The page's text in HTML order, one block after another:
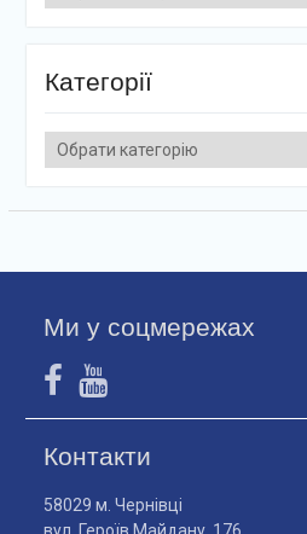
Категорії
Категорії
Ми у соцмережах
Контакти
58029 м. Чернівці